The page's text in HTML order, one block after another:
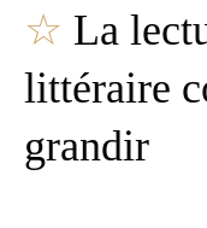
☆ La
littéraire
grandir